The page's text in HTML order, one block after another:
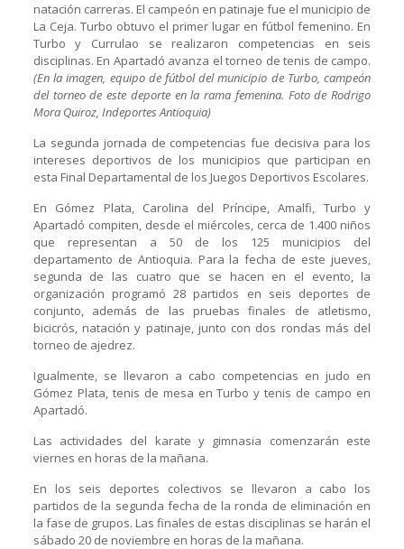
natación carreras. El campeón en patinaje fue el municipio de
La Ceja. Turbo obtuvo el primer lugar en fútbol femenino. En
Turbo y Currulao se realizaron competencias en seis
disciplinas. En Apartadó avanza el torneo de tenis de campo.
(En la imagen, equipo de fútbol del municipio de Turbo, campeón
del torneo de este deporte en la rama femenina. Foto de Rodrigo
Mora Quiroz, Indeportes Antioquia)
La segunda jornada de competencias fue decisiva para los
intereses deportivos de los municipios que participan en
esta Final Departamental de los Juegos Deportivos Escolares.
En Gómez Plata, Carolina del Príncipe, Amalfi, Turbo y
Apartadó compiten, desde el miércoles, cerca de 1.400 niños
que representan a 50 de los 125 municipios del
departamento de Antioquia. Para la fecha de este jueves,
segunda de las cuatro que se hacen en el evento, la
organización programó 28 partidos en seis deportes de
conjunto, además de las pruebas finales de atletismo,
bicicrós, natación y patinaje, junto con dos rondas más del
torneo de ajedrez.
Igualmente, se llevaron a cabo competencias en judo en
Gómez Plata, tenis de mesa en Turbo y tenis de campo en
Apartadó.
Las actividades del karate y gimnasia comenzarán este
viernes en horas de la mañana.
En los seis deportes colectivos se llevaron a cabo los
partidos de la segunda fecha de la ronda de eliminación en
la fase de grupos. Las finales de estas disciplinas se harán el
sábado 20 de noviembre en horas de la mañana.